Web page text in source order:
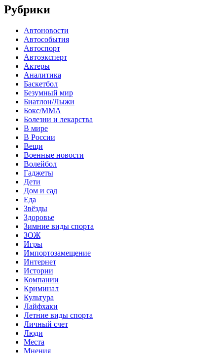
Рубрики
Автоновости
Автособытия
Автоспорт
Автоэксперт
Актеры
Аналитика
Баскетбол
Безумный мир
Биатлон/Лыжи
Бокс/MMA
Болезни и лекарства
В мире
В России
Вещи
Военные новости
Волейбол
Гаджеты
Дети
Дом и сад
Еда
Звёзды
Здоровье
Зимние виды спорта
ЗОЖ
Игры
Импортозамещение
Интернет
Истории
Компании
Криминал
Культура
Лайфхаки
Летние виды спорта
Личный счет
Люди
Места
Мнения